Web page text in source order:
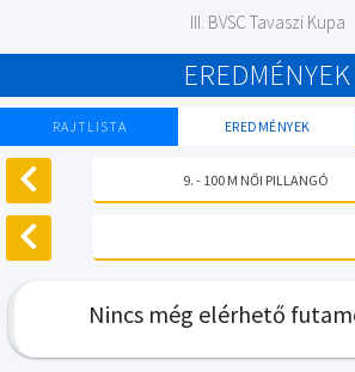
III. BVSC Tavaszi Kupa
EREDMÉNYEK
RAJTLISTA EREDMÉNYEK
9. - 100 M NŐI PILLANGÓ
Nincs még elérhető